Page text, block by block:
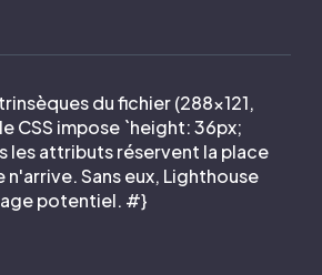
du fichier (288×121,
CSS impose `height: 36px;
les attributs réservent la place
n'arrive. Sans eux, Lighthouse
potentiel. #}